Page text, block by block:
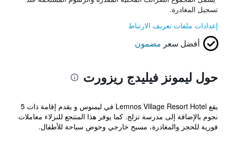
تسجيل المغادرة.
إعدادات ملفات تعريف الارتباط
أفضل سعر مضمون
حول ليمونز فيليدج ريزورت
يقع Lemnos Village Resort Hotel في ليمنوس و يقدم إقامة ذات 5
نجوم بالإضافة إلى مدرسة تزلج. كما يوفر هذا المنتجع للنزلاء معاملات
فورية للحجز والمغادرة، مسبح خارجي وحوض سباحة للأطفال.